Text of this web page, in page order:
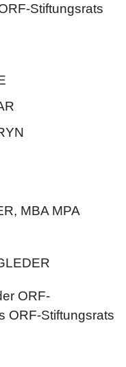
G
Stiftungsrats
MBA MPA
ORF-
ORF-Stiftungsrats